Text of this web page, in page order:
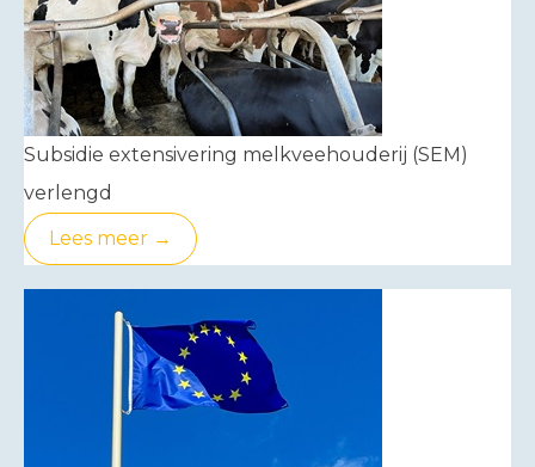
Subsidie extensivering melkveehouderij (SEM)
verlengd
Lees meer →